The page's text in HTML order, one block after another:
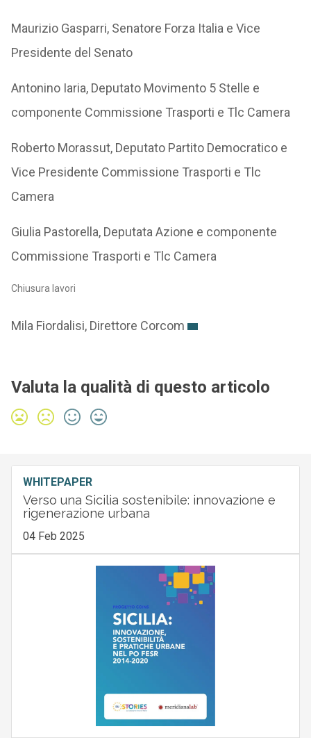
Maurizio Gasparri, Senatore Forza Italia e Vice
Presidente del Senato
Antonino Iaria, Deputato Movimento 5 Stelle e
componente Commissione Trasporti e Tlc Camera
Roberto Morassut, Deputato Partito Democratico e
Vice Presidente Commissione Trasporti e Tlc
Camera
Giulia Pastorella, Deputata Azione e componente
Commissione Trasporti e Tlc Camera
Chiusura lavori
Mila Fiordalisi, Direttore Corcom
Valuta la qualità di questo articolo
WHITEPAPER
Verso una Sicilia sostenibile: innovazione e
rigenerazione urbana
04 Feb 2025